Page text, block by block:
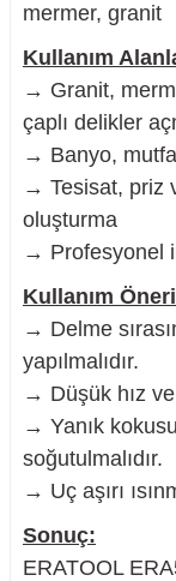
mermer, granit
Kullanım
→ Granit,
çaplı delikler
→ Banyo,
→ Tesisat, priz
oluşturma
→ Profesyonel
Kullanım
→ Delme
yapılmalıdır.
→ Düşük hız
→ Yanık
soğutulmalıdır.
→ Uç aşırı
Sonuç:
ERATOOL